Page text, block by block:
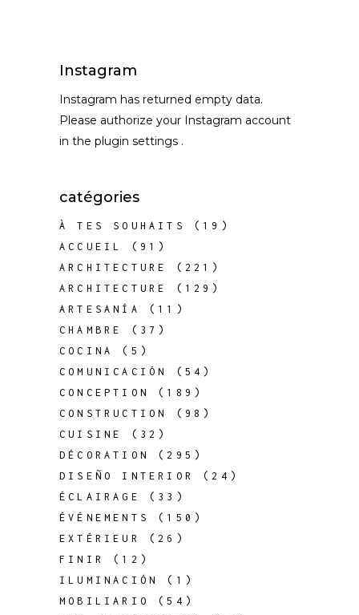
Instagram
Instagram has returned empty data.
Please authorize your Instagram account
in the plugin settings .
catégories
À TES SOUHAITS
(19)
ACCUEIL
(91)
ARCHITECTURE
(221)
ARCHITECTURE
(129)
ARTESANÍA
(11)
CHAMBRE
(37)
COCINA
(5)
COMUNICACIÓN
(54)
CONCEPTION
(189)
CONSTRUCTION
(98)
CUISINE
(32)
DÉCORATION
(295)
DISEÑO INTERIOR
(24)
ÉCLAIRAGE
(33)
ÉVÉNEMENTS
(150)
EXTÉRIEUR
(26)
FINIR
(12)
ILUMINACIÓN
(1)
MOBILIARIO
(54)